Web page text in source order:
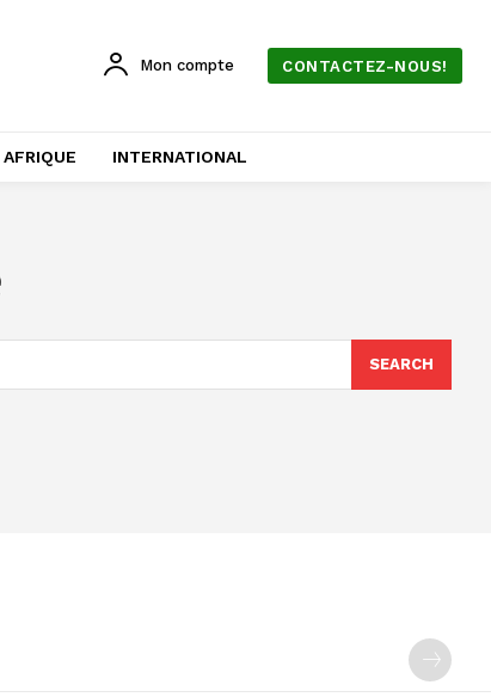
Mon compte CONTACTEZ-NOUS!
AFRIQUE INTERNATIONAL
SEARCH